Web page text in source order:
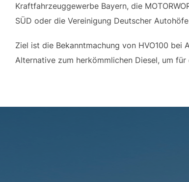
Kraftfahrzeuggewerbe Bayern, die
SÜD oder die Vereinigung Deutscher
Ziel ist die Bekanntmachung von HVO100
Alternative zum herkömmlichen Diesel, um